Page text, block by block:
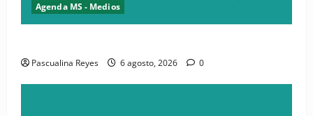
Agenda MS - Medios
Pascualina Reyes 6 agosto, 2026 0